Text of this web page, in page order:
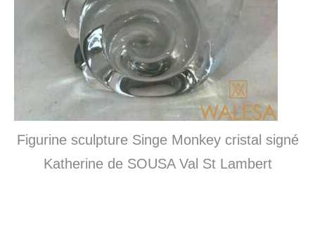
Figurine sculpture Singe Monkey cristal signé
Katherine de SOUSA Val St Lambert